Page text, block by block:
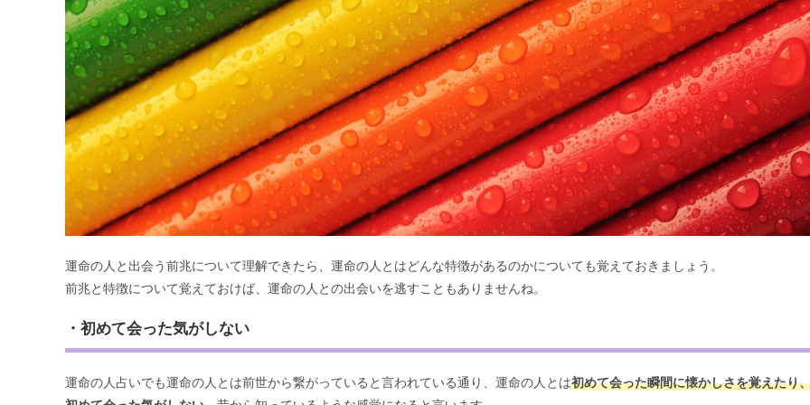
運命の人と出会う前兆について理解できたら、運命の人とはどんな特徴があるのかについても覚えておきましょう。
前兆と特徴について覚えておけば、運命の人との出会いを逃すこともありませんね。
・初めて会った気がしない
運命の人占いでも運命の人とは前世から繋がっていると言われている通り、運命の人とは初めて会った瞬間に懐かしさを覚えたり